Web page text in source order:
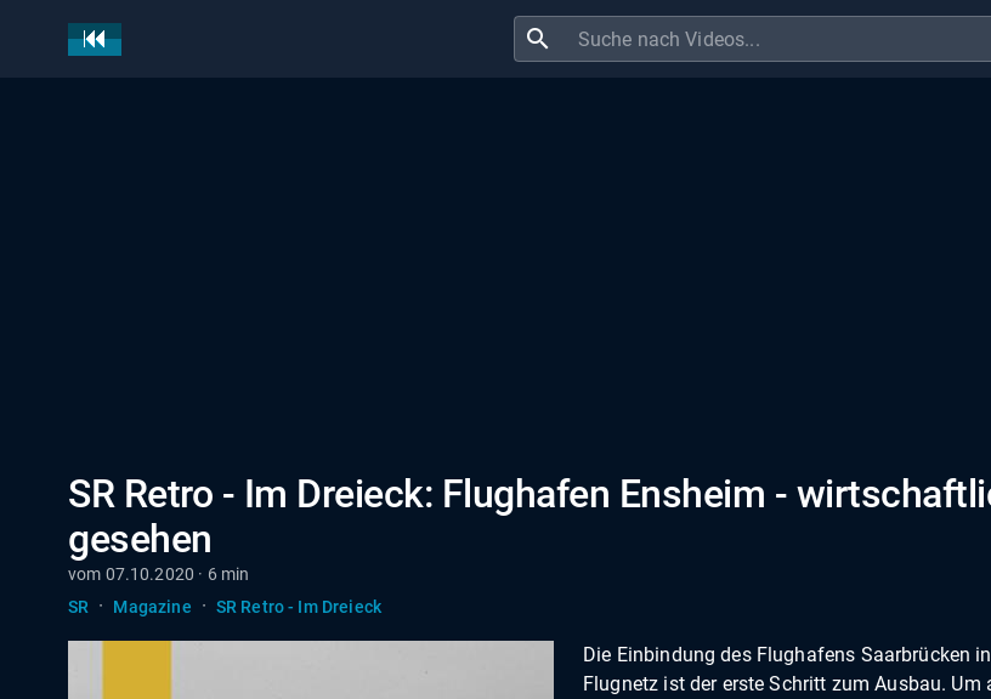
search
SR Retro - Im Dreieck: Flughafen Ensheim -
gesehen
vom 07.10.2020 · 6 min
SR
· Magazine · SR Retro - Im Dreieck
Die Einbindung des Flughafens Saarbrücken
Flugnetz ist der erste Schritt zum Ausbau. Um